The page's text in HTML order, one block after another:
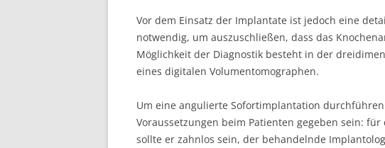
Vor dem Einsatz der Implantate ist jedoch eine
notwendig, um auszuschließen, dass das
Möglichkeit der Diagnostik besteht in der
eines digitalen Volumentomographen.
Um eine angulierte Sofortimplantation
Voraussetzungen beim Patienten gegeben sein:
sollte er zahnlos sein, der behandelnde